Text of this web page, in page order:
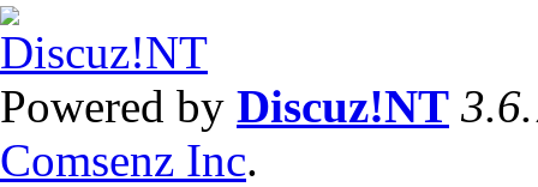
Powered by Discuz!NT
Comsenz Inc.